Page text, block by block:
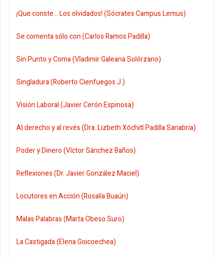
¡Que conste... Los olvidados! (Sócrates Campus Lemus)
Se comenta sólo con (Carlos Ramos Padilla)
Sin Punto y Coma (Vladimir Galeana Solórzano)
Singladura (Roberto Cienfuegos J.)
Visión Laboral (Javier Cerón Espinosa)
Al derecho y al revés (Dra. Lizbeth Xóchitl Padilla Sanabria)
Poder y Dinero (Víctor Sánchez Baños)
Reflexiones (Dr. Javier González Maciel)
Locutores en Acción (Rosalía Buaún)
Malas Palabras (Marta Obeso Suro)
La Castigada (Elena Goicoechea)